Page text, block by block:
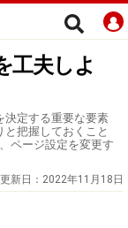
工夫しよ
決定する重要な要素
把握しておくこと
ページ設定を変更す
更新日： 2022年11月18日